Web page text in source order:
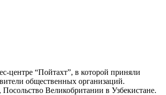
центре “Пойтахт”, в которой приняли
общественных организаций.
Великобритании в Узбекистане.